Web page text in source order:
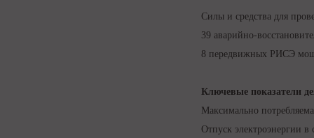
Силы и средства для
39 аварийно-
8 передвижных РИСЭ
Ключевые показатели
Максимально
Отпуск электроэнергии в